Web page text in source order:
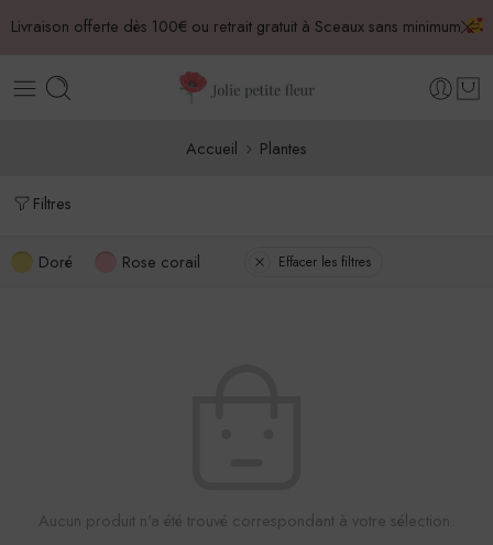
Livraison offerte dès 100€ ou retrait gratuit à Sceaux sans minimum
Accueil Plantes
Filtres
Doré Rose corail Effacer les filtres
Aucun produit n'a été trouvé correspondant à votre sélection.